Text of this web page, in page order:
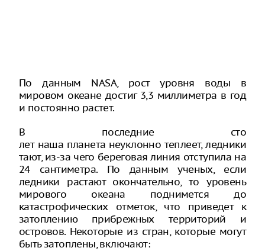
По данным NASA, рост уровня воды в
мировом океане достиг 3,3 миллиметра в год
и постоянно растет.
В последние сто
лет наша планета неуклонно теплеет, ледники
тают, из-за чего береговая линия отступила на
24 сантиметра. По данным ученых, если
ледники растают окончательно, то уровень
мирового океана поднимется до
катастрофических отметок, что приведет к
затоплению прибрежных территорий и
островов. Некоторые из стран, которые могут
быть затоплены, включают: